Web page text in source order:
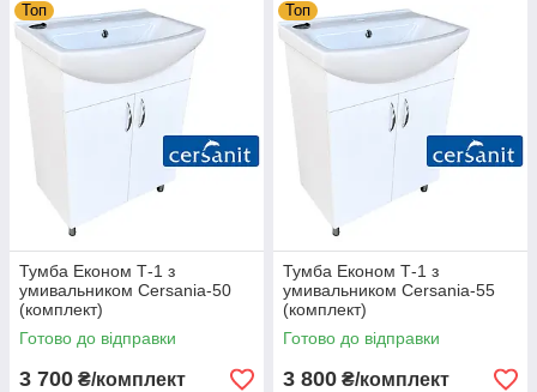
Топ
Тумба Економ Т-1 з
умивальником Cersania-50
(комплект)
Готово до відправки
3 700 ₴/комплект
Топ
Тумба Економ Т-1 з
умивальником Cersania-55
(комплект)
Готово до відправки
3 800 ₴/комплект